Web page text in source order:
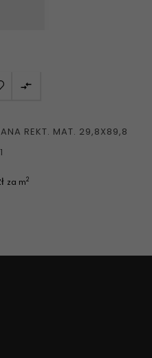

REKT. MAT. 29,8X89,8
za m2